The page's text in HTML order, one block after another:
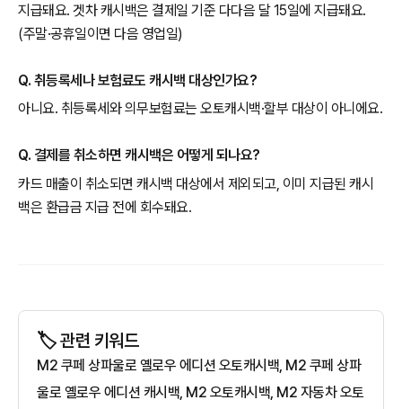
지급돼요. 겟차 캐시백은 결제일 기준 다다음 달 15일에 지급돼요.
(주말·공휴일이면 다음 영업일)
Q. 취등록세나 보험료도 캐시백 대상인가요?
아니요. 취등록세와 의무보험료는 오토캐시백·할부 대상이 아니에요.
Q. 결제를 취소하면 캐시백은 어떻게 되나요?
카드 매출이 취소되면 캐시백 대상에서 제외되고, 이미 지급된 캐시
백은 환급금 지급 전에 회수돼요.
🏷️ 관련 키워드
M2 쿠페 상파울로 옐로우 에디션 오토캐시백, M2 쿠페 상파
울로 옐로우 에디션 캐시백, M2 오토캐시백, M2 자동차 오토